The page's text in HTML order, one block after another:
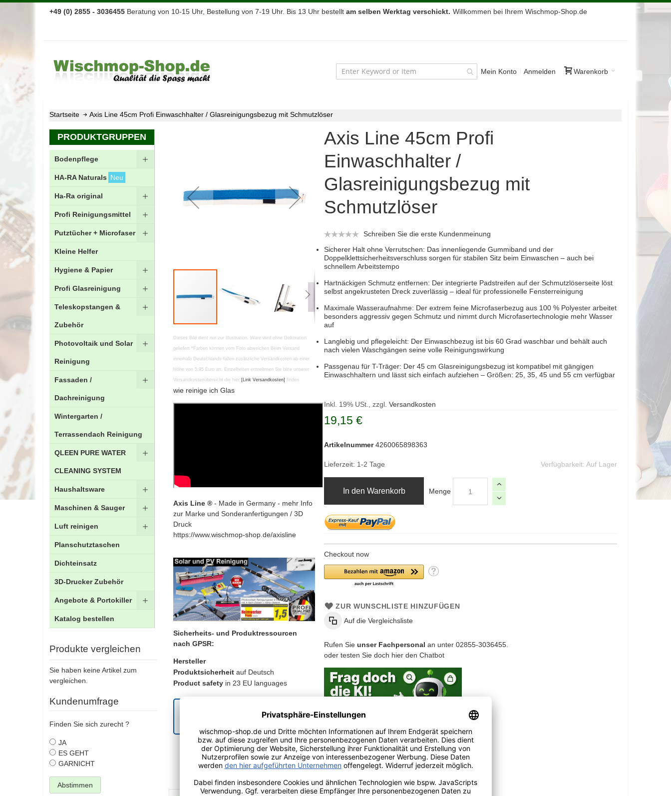
Willkommen bei Ihrem Wischmop-Shop.de
+49 (0) 2855 - 3036455 Beratung von 10-15 Uhr, Bestellung von 7-19 Uhr. Bis 13 Uhr bestellt am selben Werktag verschickt.
Mein Konto Anmelden Warenkorb
Startseite Axis Line 45cm Profi Einwaschhalter / Glasreinigungsbezug mit Schmutzlöser
Zum
Anfang
der
Bildgalerie
springen
Dieses Bild dient nur zur Illustration. Ware wird ohne Dekoration
geliefert *Farben können vom Foto abweichen Beim Versand
innerhalb Deutschlands fallen zusätzliche Versandkosten ab einer
Höhe von 5,95 Euro an. Einzelheiten entnehmen Sie bitte unserer
Versandkostenübersicht die hier [Link Versandkosten] finden
wie reinige ich Glas
Axis Line ®- Made in Germany - mehr Info
zur Marke und Sonderanfertigungen / 3D
Druck
https://www.wischmop-shop.de/axisline
Sicherheits- und Produktressourcen
nach GPSR:
Hersteller
Produktsicherheitauf Deutsch
Product safetyin 23 EU languages
Axis Line 45cm Profi
Einwaschhalter /
Glasreinigungsbezug mit
Schmutzlöser
Schreiben Sie die erste Kundenmeinung
Sicherer Halt ohne Verrutschen: Das innenliegende Gummiband und der
Doppelklettsicherheitsverschluss sorgen für stabilen Sitz beim Einwaschen – auch bei
schnellem Arbeitstempo
Hartnäckigen Schmutz entfernen: Der integrierte Padstreifen auf der Schmutzlöserseite löst
selbst angekrusteten Dreck zuverlässig – ideal für professionelle Fensterreinigung
Maximale Wasseraufnahme: Der extrem feine Microfaserbezug aus 100 % Polyester arbeitet
besonders aggressiv gegen Schmutz und nimmt durch Microfasertechnologie mehr Wasser
auf
Langlebig und pflegeleicht: Der Einwaschbezug ist bis 60 Grad waschbar und behält auch
nach vielen Waschgängen seine volle Reinigungswirkung
Passgenau für T-Träger: Der 45 cm Glasreinigungsbezug ist kompatibel mit gängigen
Einwaschhaltern und lässt sich einfach aufziehen – Größen: 25, 35, 45 und 55 cm verfügbar
Inkl. 19% USt., zzgl. Versandkosten
19,15 €
Verfügbarkeit: Auf Lager
Artikelnummer 4260065898363
Lieferzeit: 1-2 Tage
Menge
In den Warenkorb
Checkout now
ZUR WUNSCHLISTE HINZUFÜGEN
Auf die Vergleichsliste
Rufen Sieunser Fachpersonal an unter 02855-3036455.
oder testen Sie doch hier den Chatbot
- zum Chatbot -
PRODUKTGRUPPEN
Bodenpflege
HA-RA Naturals Neu
Ha-Ra original
Profi Reinigungsmittel
Putztücher + Microfaser
Kleine Helfer
Hygiene & Papier
Profi Glasreinigung
Teleskopstangen &
Zubehör
Photovoltaik und Solar
Reinigung
Fassaden /
Dachreinigung
Wintergarten /
Terrassendach Reinigung
QLEEN PURE WATER
CLEANING SYSTEM
Haushaltsware
Maschinen & Sauger
Luft reinigen
Planschutztaschen
Dichteinsatz
3D-Drucker Zubehör
Angebote & Portokiller
Katalog bestellen
Produkte vergleichen
Sie haben keine Artikel zum
vergleichen.
Kundenumfrage
Finden Sie sich zurecht ?
JA
ES GEHT
GARNICHT
Abstimmen